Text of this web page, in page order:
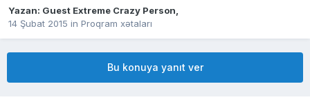
Yazan: Guest Extreme Crazy Person,
14 Şubat 2015 in Proqram xətaları
Bu konuya yanıt ver